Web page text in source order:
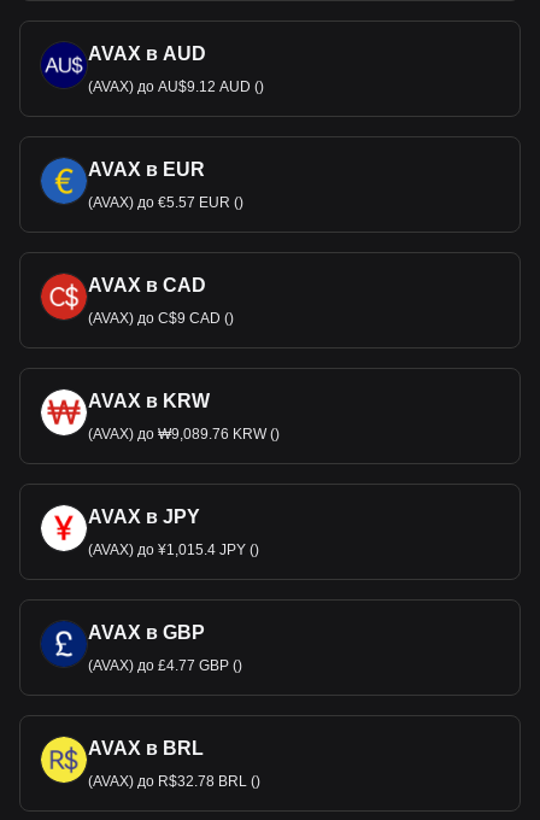
AVAX в AUD
(AVAX) до AU$9.12 AUD ()
AVAX в EUR
(AVAX) до €5.57 EUR ()
AVAX в CAD
(AVAX) до C$9 CAD ()
AVAX в KRW
(AVAX) до ₩9,089.76 KRW ()
AVAX в JPY
(AVAX) до ¥1,015.4 JPY ()
AVAX в GBP
(AVAX) до £4.77 GBP ()
AVAX в BRL
(AVAX) до R$32.78 BRL ()